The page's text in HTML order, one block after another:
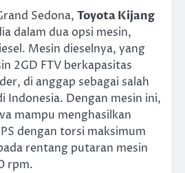
Sedona, Toyota Kijang
dalam dua opsi mesin,
Mesin dieselnya, yang
2GD FTV berkapasitas
di anggap sebagai salah
Indonesia. Dengan mesin ini,
mampu menghasilkan
dengan torsi maksimum
rentang putaran mesin
rpm.